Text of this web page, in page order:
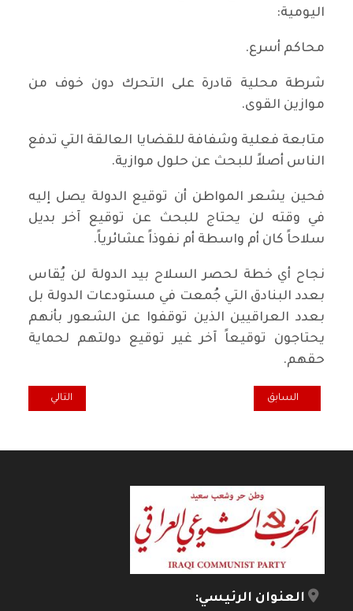
اليومية:
‏محاكم أسرع.
‏شرطة محلية قادرة على التحرك دون خوف من
موازين القوى.
‏متابعة فعلية وشفافة للقضايا العالقة التي تدفع
الناس أصلاً للبحث عن حلول موازية.
‏فحين يشعر المواطن أن توقيع الدولة يصل إليه
في وقته لن يحتاج للبحث عن توقيع آخر بديل
سلاحاً كان أم واسطة أم نفوذاً عشائرياً.
‏نجاح أي خطة لحصر السلاح بيد الدولة لن يُقاس
بعدد البنادق التي جُمعت في مستودعات الدولة بل
بعدد العراقيين الذين توقفوا عن الشعور بأنهم
يحتاجون توقيعاً آخر غير توقيع دولتهم لحماية
حقهم.
المقال السابق: محاربة الفساد المالي والإداري والسياسي بين
السابق المقال التالي:
التالي
العنوان الرئيسي: